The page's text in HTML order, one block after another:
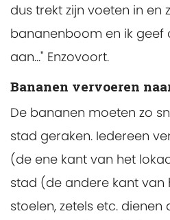
dus trekt zijn voeten in en
bananenboom en ik
aan..." Enzovoort.
Bananen vervoeren
De bananen moeten zo
stad geraken. Iedereen
(de ene kant van het
stad (de andere kant van
stoelen, zetels etc.